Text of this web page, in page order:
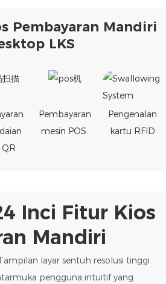
Pembayaran Mandiri
LKS
Pembayaran
mesin POS.
Pengenalan
kartu RFID
Inci Fitur Kios
Mandiri
layar sentuh resolusi tinggi
pengguna intuitif yang